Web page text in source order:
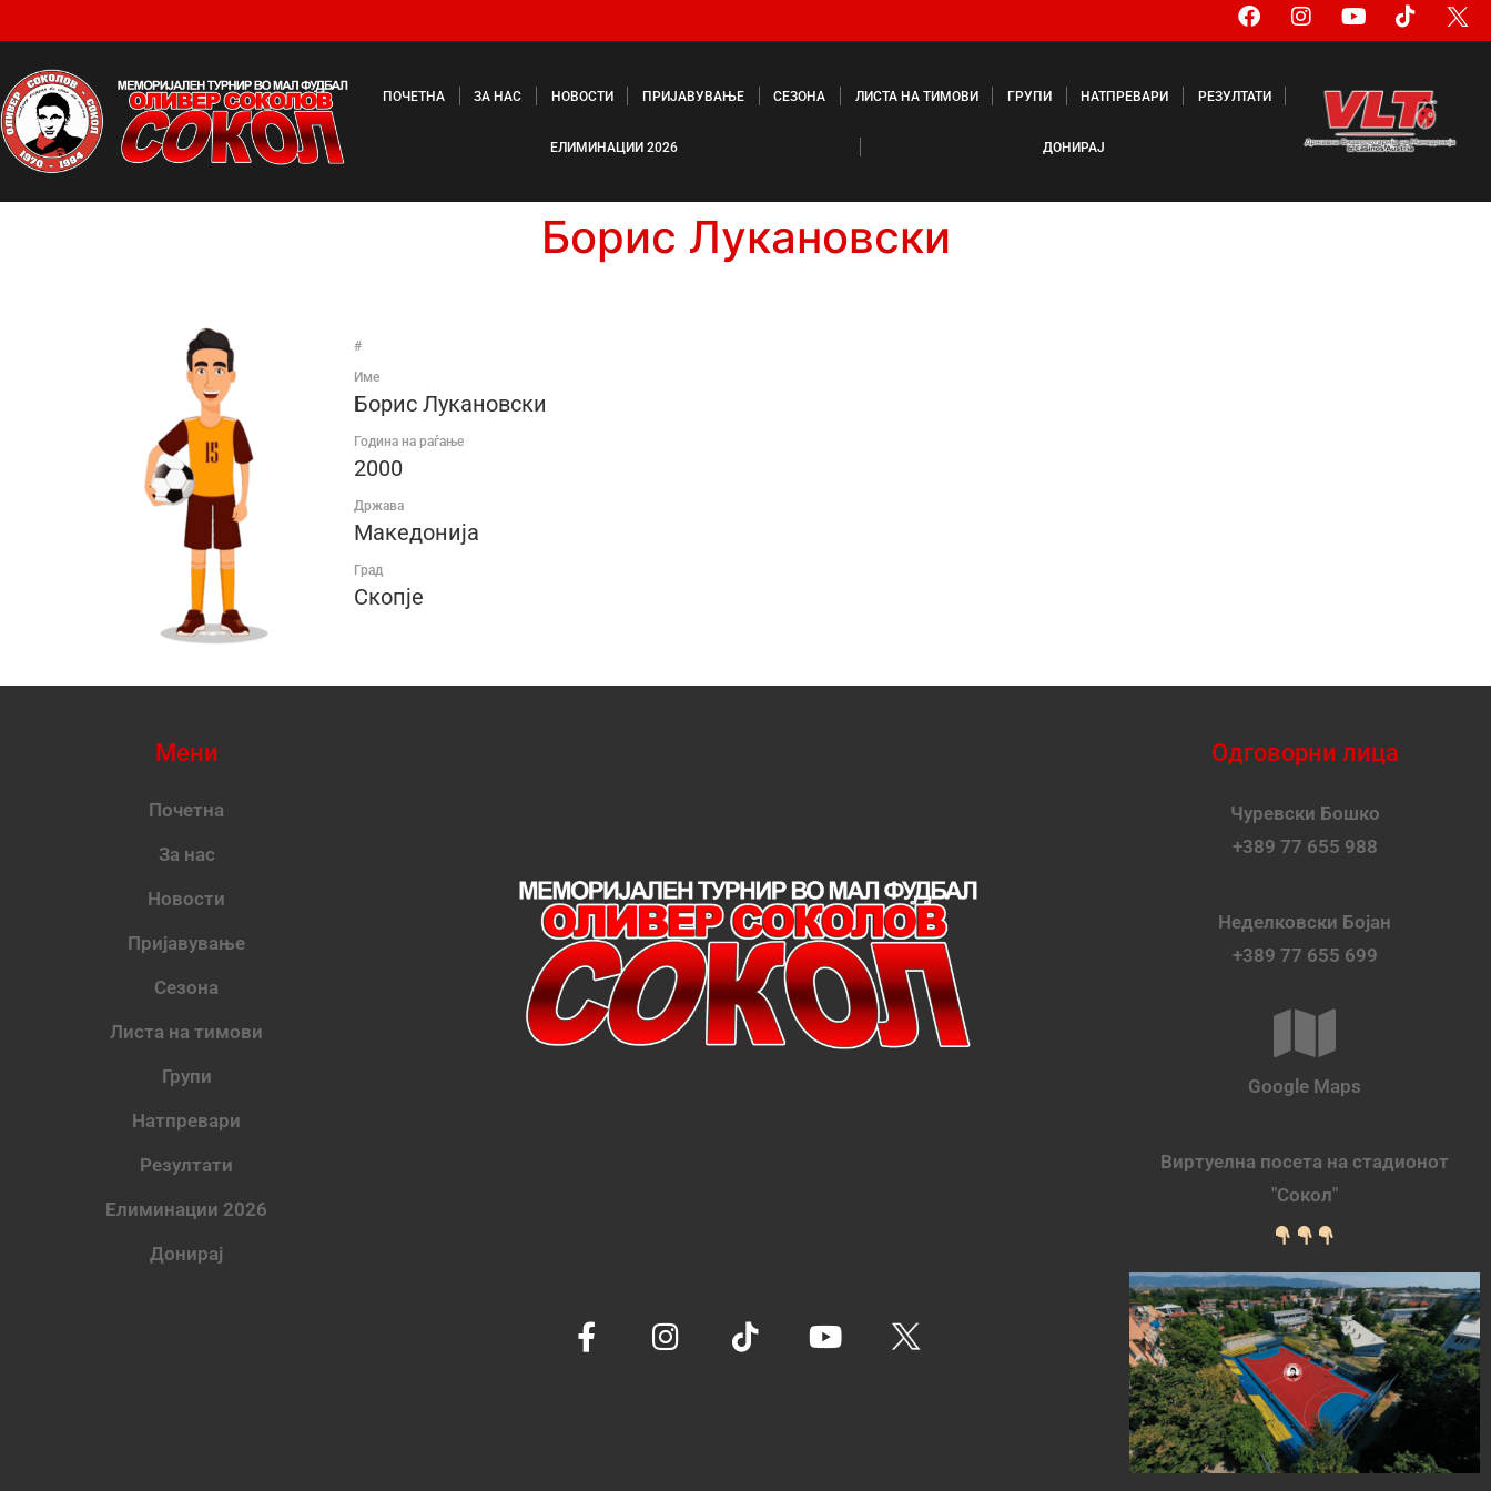
ПОЧЕТНА ЗА НАС НОВОСТИ ПРИЈАВУВАЊЕ СЕЗОНА ЛИСТА НА ТИМОВИ ГРУПИ НАТПРЕВАРИ РЕЗУЛТАТИ
ЕЛИМИНАЦИИ 2026 ДОНИРАЈ
Борис Лукановски
#
Име
Борис Лукановски
Година на раѓање
2000
Држава
Македонија
Град
Скопје
Мени
Почетна
За нас
Новости
Пријавување
Сезона
Листа на тимови
Групи
Натпревари
Резултати
Елиминации 2026
Донирај
Одговорни лица
Чуревски Бошко
+389 77 655 988
Неделковски Бојан
+389 77 655 699
Google Maps
Виртуелна посета на стадионот
"Сокол"